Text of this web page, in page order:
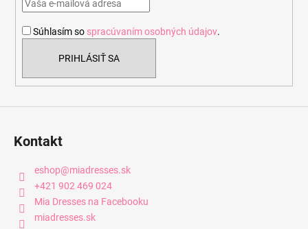
Súhlasím so spracúvaním osobných údajov.
PRIHLÁSIŤ SA
Kontakt
eshop@miadresses.sk
+421 902 469 024
Mia Dresses na Facebooku
miadresses.sk